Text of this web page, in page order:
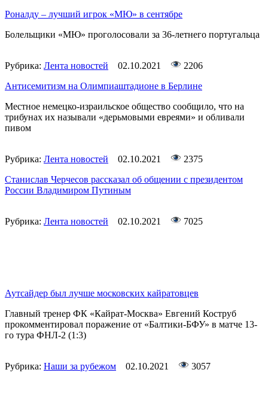
Роналду – лучший игрок «МЮ» в сентябре
Болельщики «МЮ» проголосовали за 36-летнего португальца
Рубрика: Лента новостей 02.10.2021
2206
Антисемитизм на Олимпиаштадионе в Берлине
Местное немецко-израильское общество сообщило, что на
трибунах их называли «дерьмовыми евреями» и обливали
пивом
Рубрика: Лента новостей 02.10.2021
2375
Станислав Черчесов рассказал об общении с президентом
России Владимиром Путиным
Рубрика: Лента новостей 02.10.2021 7025
Аутсайдер был лучше московских кайратовцев
Главный тренер ФК «Кайрат-Москва» Евгений Коструб
прокомментировал поражение от «Балтики-БФУ» в матче 13-
го тура ФНЛ-2 (1:3)
Рубрика: Наши за рубежом 02.10.2021 3057